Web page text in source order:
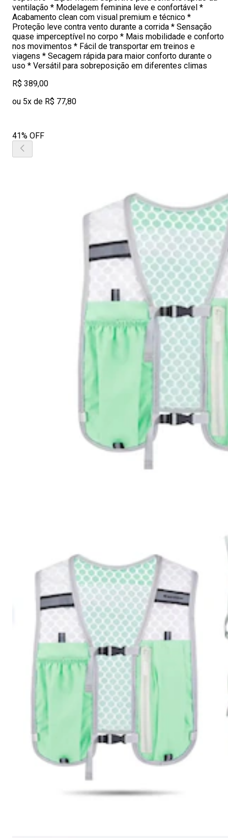
ventilação * Modelagem feminina leve e confortável *
Acabamento clean com visual premium e técnico *
Proteção leve contra vento durante a corrida * Sensação
quase imperceptível no corpo * Mais mobilidade e conforto
nos movimentos * Fácil de transportar em treinos e
viagens * Secagem rápida para maior conforto durante o
uso * Versátil para sobreposição em diferentes climas
R$ 389,00
ou 5x de R$ 77,80
41% OFF